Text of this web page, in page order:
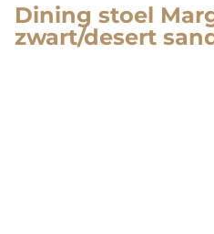
Dining stoel
zwart/desert